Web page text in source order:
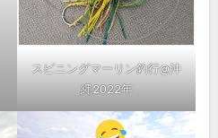
スピニングマーリン釣行@沖
縄2022年